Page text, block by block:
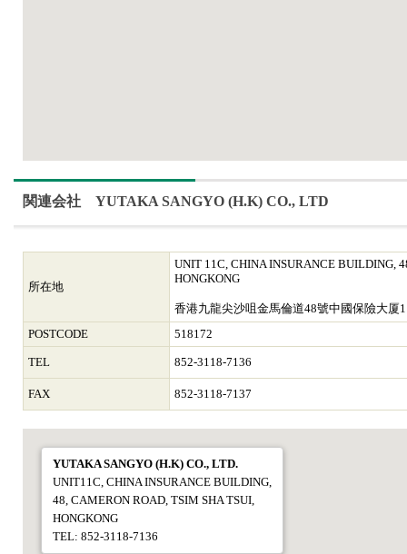
関連会社 YUTAKA SANGYO (H.K) CO., LTD
所在地
UNIT 11C, CHINA INSURANCE BUILDING,
HONGKONG
香港九龍尖沙咀金馬倫道48號中國保險大厦
POSTCODE
518172
TEL 852-3118-7136
FAX 852-3118-7137
YUTAKA SANGYO (H.K) CO., LTD.
UNIT11C, CHINA INSURANCE BUILDING,
48, CAMERON ROAD, TSIM SHA TSUI,
HONGKONG
TEL: 852-3118-7136